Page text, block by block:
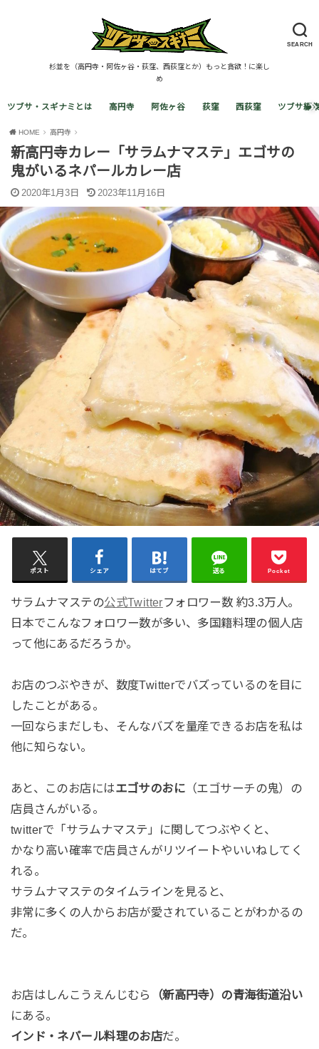
SEARCH
杉並を（高円寺・阿佐ヶ谷・荻窪、西荻窪とか）もっと貪欲！に楽し
め
ツブサ・スギナミとは 高円寺 阿佐ヶ谷 荻窪 西荻窪 ツブサ編
HOME 高円寺
新高円寺カレー「サラムナマステ」エゴサの
鬼がいるネパールカレー店
2020年1月3日 2023年11月16日
ポスト シェア はてブ 送る Pocket
サラムナマステの公式Twitterフォロワー数 約3.3万人。
日本でこんなフォロワー数が多い、多国籍料理の個人店
って他にあるだろうか。
お店のつぶやきが、数度Twitterでバズっているのを目に
したことがある。
一回ならまだしも、そんなバズを量産できるお店を私は
他に知らない。
あと、このお店にはエゴサのおに （エゴサーチの鬼）の
店員さんがいる。
twitterで「サラムナマステ」に関してつぶやくと、
かなり高い確率で店員さんがリツイートやいいねしてく
れる。
サラムナマステのタイムラインを見ると、
非常に多くの人からお店が愛されていることがわかるの
だ。
お店はしんこうえんじむら
（新高円寺）の青海街道沿い
にある。
インド・ネパール料理のお店だ。